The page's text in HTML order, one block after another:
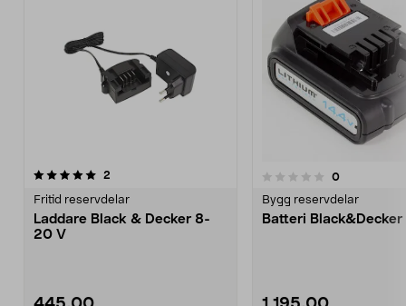
2
Fritid reservdelar
Laddare Black & Decker 8-
20 V
0.0 av 5 stjärnor 0recensioner
Bygg reservdelar
Batteri Black&Decker
4.5av 5 stjärnor